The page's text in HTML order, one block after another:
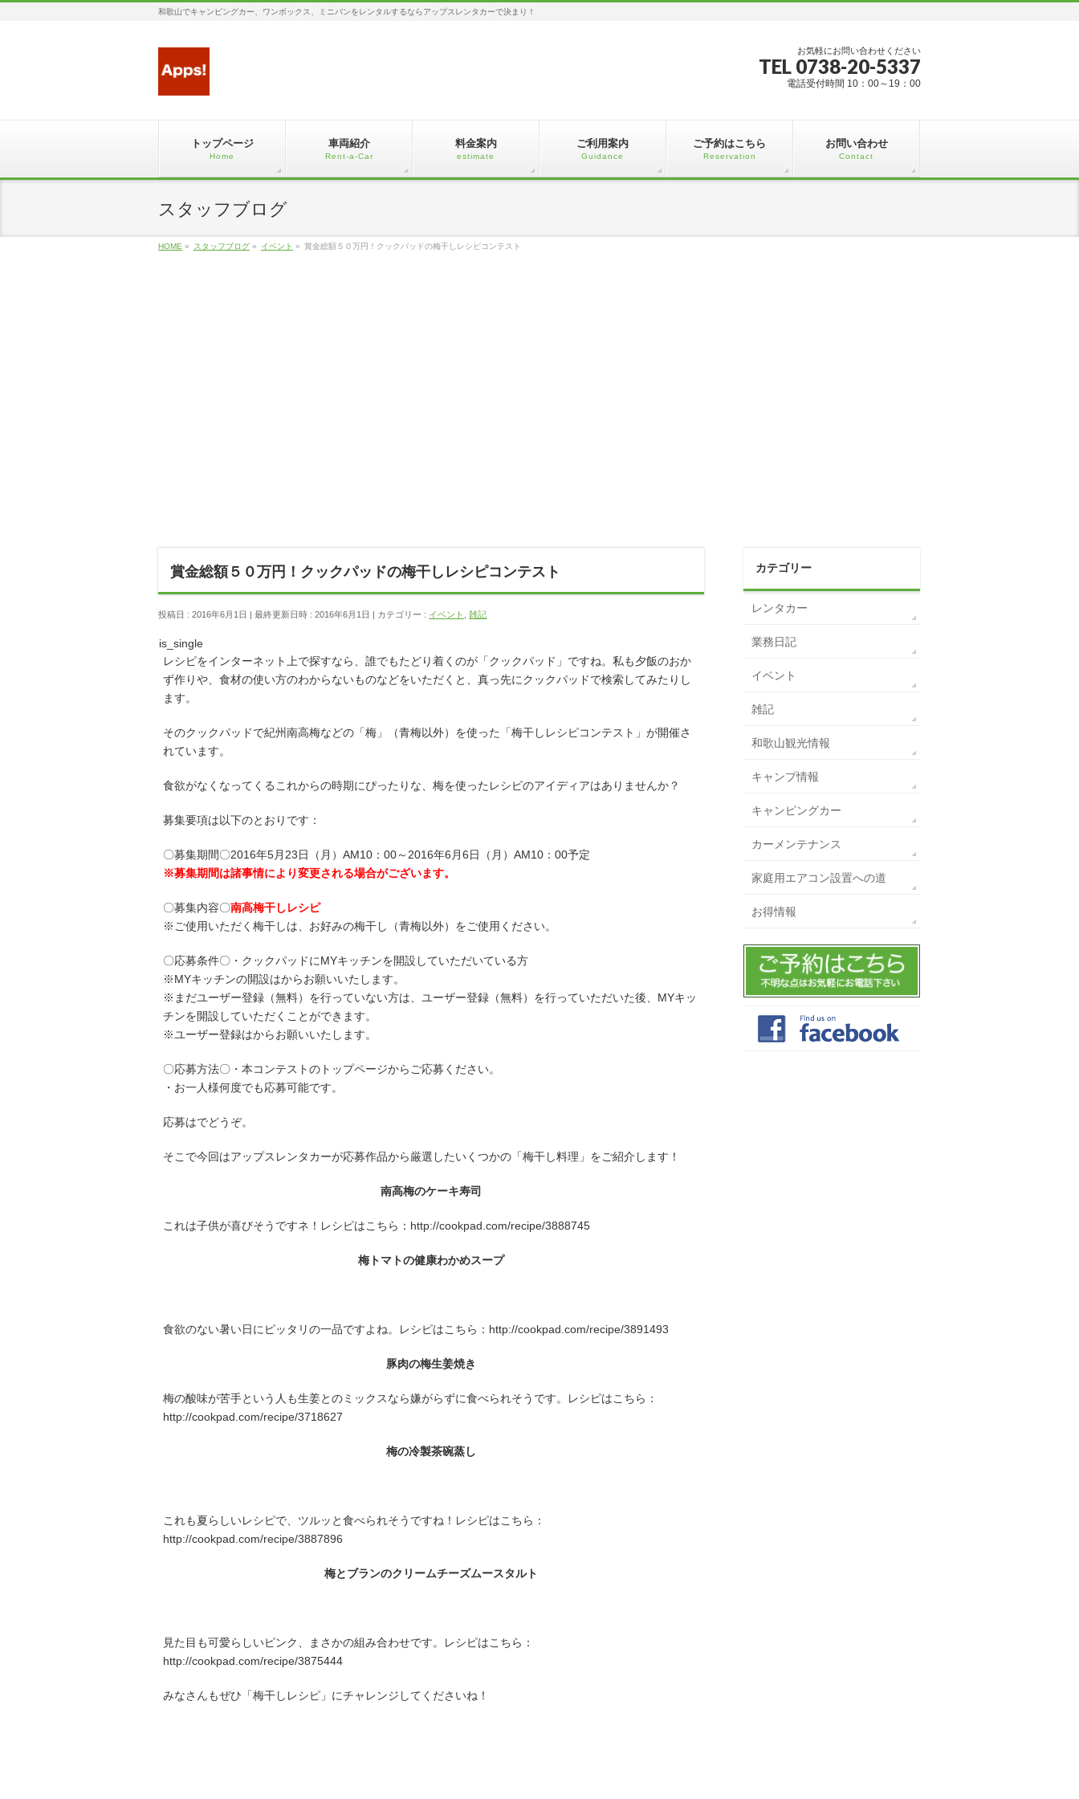
和歌山でキャンピングカー、ワンボックス、ミニバンをレンタルするならアップスレンタカーで決まり！
お気軽にお問い合わせください
TEL 0738-20-5337
電話受付時間 10：00～19：00
トップページ
Home
車両紹介
Rent-a-Car
料金案内
estimate
ご利用案内
Guidance
ご予約はこちら
Reservation
お問い合わせ
Contact
スタッフブログ
HOME » スタッフブログ » イベント » 賞金総額５０万円！クックパッドの梅干しレシピコンテスト
賞金総額５０万円！クックパッドの梅干しレシピコンテスト
投稿日 : 2016年6月1日 最終更新日時 : 2016年6月1日 カテゴリー : イベント 雑記
is_single
レシピをインターネット上で探すなら、誰でもたどり着くのが「クックパッド」ですね。私も夕飯のおか
ず作りや、食材の使い方のわからないものなどをいただくと、真っ先にクックパッドで検索してみたりし
ます。
そのクックパッドで紀州南高梅などの「梅」（青梅以外）を使った「梅干しレシピコンテスト」が開催さ
れています。
食欲がなくなってくるこれからの時期にぴったりな、梅を使ったレシピのアイディアはありませんか？
募集要項は以下のとおりです：
〇募集期間〇2016年5月23日（月）AM10：00～2016年6月6日（月）AM10：00予定
※募集期間は諸事情により変更される場合がございます。
〇募集内容〇南高梅干しレシピ
※ご使用いただく梅干しは、お好みの梅干し（青梅以外）をご使用ください。
〇応募条件〇・クックパッドにMYキッチンを開設していただいている方
※MYキッチンの開設はからお願いいたします。
※まだユーザー登録（無料）を行っていない方は、ユーザー登録（無料）を行っていただいた後、MYキッ
チンを開設していただくことができます。
※ユーザー登録はからお願いいたします。
〇応募方法〇・本コンテストのトップページからご応募ください。
・お一人様何度でも応募可能です。
応募はでどうぞ。
そこで今回はアップスレンタカーが応募作品から厳選したいくつかの「梅干し料理」をご紹介します！
南高梅のケーキ寿司
これは子供が喜びそうですネ！レシピはこちら：http://cookpad.com/recipe/3888745
梅トマトの健康わかめスープ
食欲のない暑い日にピッタリの一品ですよね。レシピはこちら：http://cookpad.com/recipe/3891493
豚肉の梅生姜焼き
梅の酸味が苦手という人も生姜とのミックスなら嫌がらずに食べられそうです。レシピはこちら：
http://cookpad.com/recipe/3718627
梅の冷製茶碗蒸し
これも夏らしいレシピで、ツルッと食べられそうですね！レシピはこちら：
http://cookpad.com/recipe/3887896
梅とブランのクリームチーズムースタルト
見た目も可愛らしいピンク、まさかの組み合わせです。レシピはこちら：
http://cookpad.com/recipe/3875444
みなさんもぜひ「梅干しレシピ」にチャレンジしてくださいね！
カテゴリー
レンタカー
業務日記
イベント
雑記
和歌山観光情報
キャンプ情報
キャンピングカー
カーメンテナンス
家庭用エアコン設置への道
お得情報